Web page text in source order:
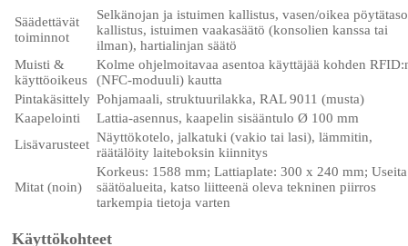
Säädettävät
toiminnot
Selkänojan ja istuimen kallistus, vasen/oikea
kallistus, istuimen vaakasäätö (konsolien kanssa tai
ilman), hartialinjan säätö
Muisti &
käyttöoikeus
Kolme ohjelmoitavaa asentoa käyttäjää kohden
(NFC-moduuli) kautta
Pintakäsittely Pohjamaali, struktuurilakka, RAL 9011 (musta)
Kaapelointi
Lattia-asennus, kaapelin sisääntulo Ø 100 mm
Lisävarusteet Näyttökotelo, jalkatuki (vakio tai lasi), lämmitin,
räätälöity laiteboksin kiinnitys
Mitat (noin)
Korkeus: 1588 mm; Lattiaplate: 300 x 240 mm; Useita
säätöalueita, katso liitteenä oleva tekninen piirros
tarkempia tietoja varten
Käyttökohteet